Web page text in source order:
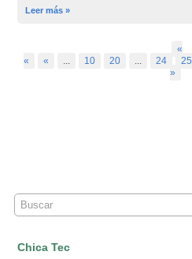
Leer más »
«
«
« ... 10 20 ... 24 25
»
Chica Tec